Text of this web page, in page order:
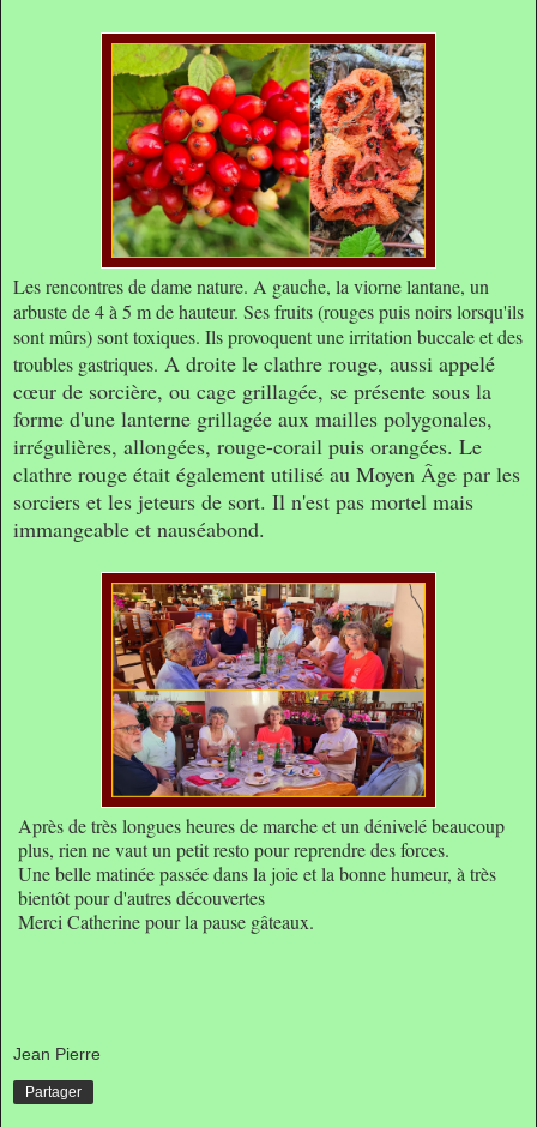
Les rencontres de dame nature. A gauche, la viorne lantane, un
arbuste de 4 à 5 m de hauteur. Ses fruits (rouges puis noirs lorsqu'ils
sont mûrs) sont toxiques. Ils provoquent une irritation buccale et des
troubles gastriques. A droite le clathre rouge, aussi appelé
cœur de sorcière, ou cage grillagée, se présente sous la
forme d'une lanterne grillagée aux mailles polygonales,
irrégulières, allongées, rouge-corail puis orangées. Le
clathre rouge était également utilisé au Moyen Âge par les
sorciers et les jeteurs de sort. Il n'est pas mortel mais
immangeable et nauséabond.
Après de très longues heures de marche et un dénivelé beaucoup
plus, rien ne vaut un petit resto pour reprendre des forces.
Une belle matinée passée dans la joie et la bonne humeur, à très
bientôt pour d'autres découvertes
Merci Catherine pour la pause gâteaux.
Jean Pierre
Partager